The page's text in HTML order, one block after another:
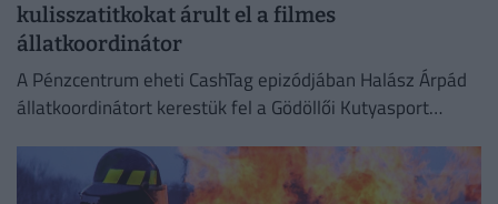
kulisszatitkokat árult el a filmes
állatkoordinátor
A Pénzcentrum eheti CashTag epizódjában Halász Árpád
állatkoordinátort kerestük fel a Gödöllői Kutyasport